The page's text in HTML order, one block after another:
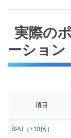
実際の
ーション
項目
SPU（+10倍）